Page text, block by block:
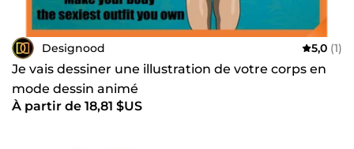
Designood 5,0 (1)
Je vais dessiner une illustration de votre corps en
mode dessin animé
À partir de 18,81 $US